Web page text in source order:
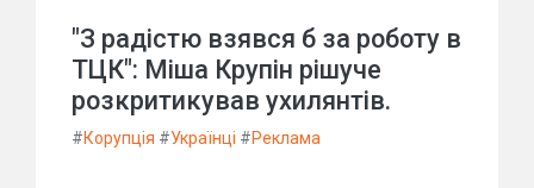
"З радістю взявся б за роботу в
ТЦК": Міша Крупін рішуче
розкритикував ухилянтів.
#Корупція #Українці #Реклама